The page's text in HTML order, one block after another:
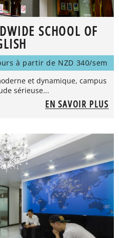
SCHOOL OF
à partir de NZD 340/sem
et dynamique, campus
sérieuse...
EN SAVOIR PLUS